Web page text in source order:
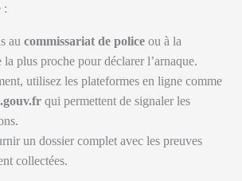
:
au commissariat de police ou à la
la plus proche pour déclarer l’arnaque.
utilisez les plateformes en ligne comme
qui permettent de signaler les
un dossier complet avec les preuves
collectées.